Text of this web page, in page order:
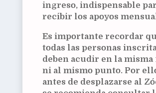
ingreso, indispensable
recibir los apoyos
Es importante recordar
todas las personas
deben acudir en la misma
ni al mismo punto. Por
antes de desplazarse al